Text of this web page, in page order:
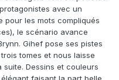
avec un
pour les mots compliqués
le scénario avance
Gihef pose ses pistes
tomes et nous laisse
Dessins et couleurs